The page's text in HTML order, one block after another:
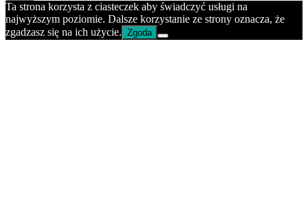
Ta strona korzysta z ciasteczek aby świadczyć usługi na
najwyższym poziomie. Dalsze korzystanie ze strony oznacza, że
zgadzasz się na ich użycie. Zgoda